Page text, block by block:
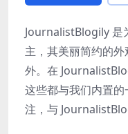
JournalistBlogily 是
主，其美丽简约的
外。在
这些都与我们内置
注，与